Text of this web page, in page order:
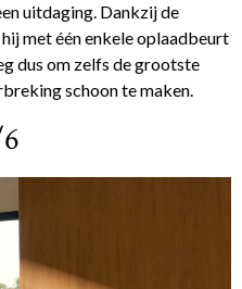
uitdaging. Dankzij de
met één enkele oplaadbeurt
dus om zelfs de grootste
schoon te maken.